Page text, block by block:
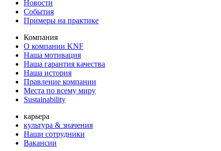
Новости
События
Примеры на практике
Компания
О компании KNF
Наша мотивация
Наша гарантия качества
Наша история
Правление компании
Места по всему миру
Sustainability
карьера
культура & значения
Наши сотрудники
Вакансии